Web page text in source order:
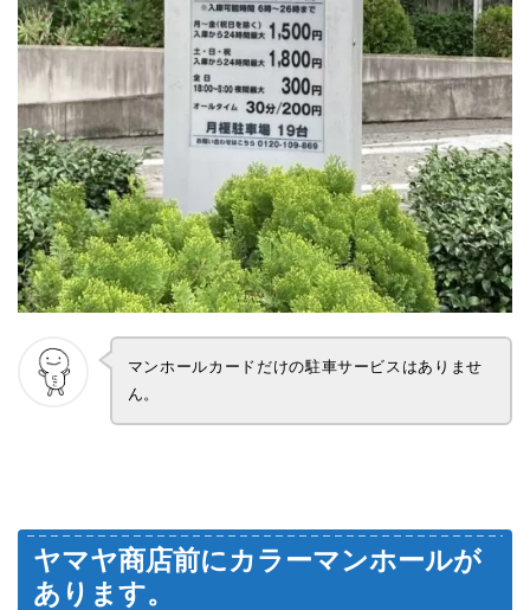
マンホールカードだけの駐車サービスはありませ
ん。
ヤマヤ商店前にカラーマンホールが
あります。